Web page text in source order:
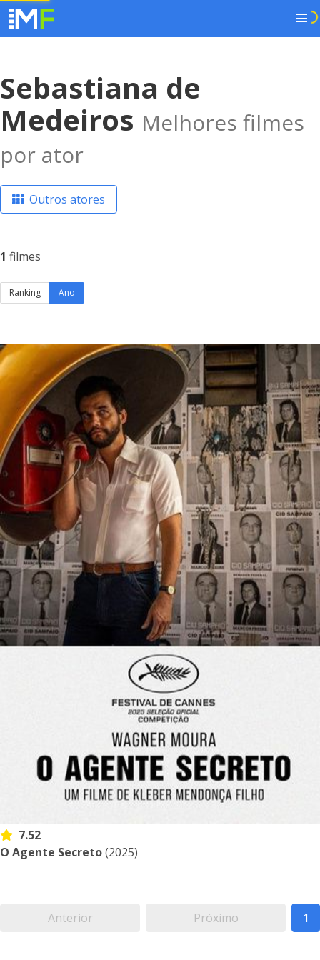
Sebastiana de
Medeiros Melhores filmes
por ator
Outros atores
1 filmes
Ranking Ano
7.52
O Agente Secreto(2025)
Anterior Próximo 1